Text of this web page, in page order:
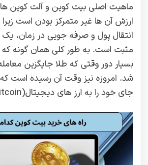
ماهیت اصلی بیت کوین و آلت کوین ها
ارزش آن ها غیر متمرکز بودن است زیرا
انتقال پول و صرفه‌ جویی در زمان، یک
مثبت است. به طور کلی همان گونه
بسیار دور وقتی که طلا جایگزین معامله
شد. امروزه نیز وقت آن رسیده است
جای خود را به ارز های دیجیتال(Bitcoin) بدهند.